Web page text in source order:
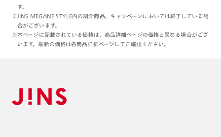
す。
※JINS MEGANE STYLE内の紹介商品、キャンペーンにおいては終了している場
合がございます。
※本ページに記載されている価格は、商品詳細ページの価格と異なる場合がござ
います。最新の価格は各商品詳細ページにてご確認ください。